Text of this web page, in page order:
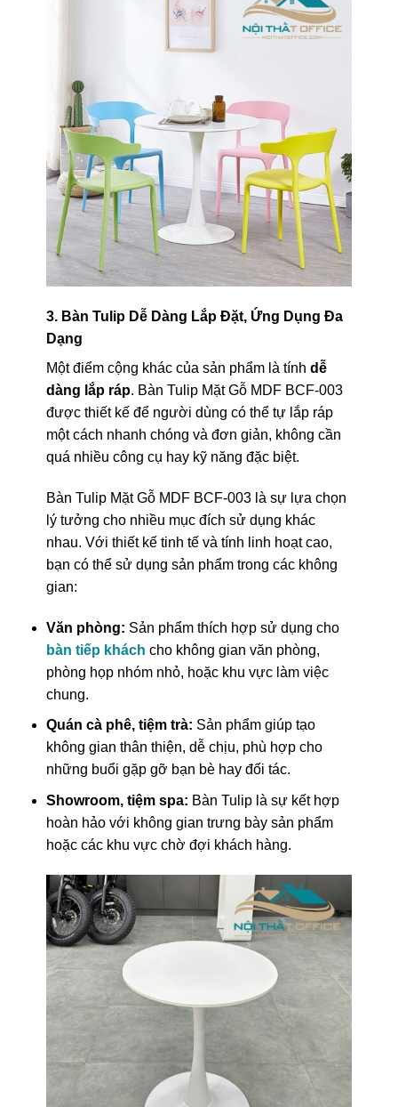
3. Bàn Tulip Dễ Dàng Lắp Đặt, Ứng Dụng Đa
Dạng
Một điểm cộng khác của sản phẩm là tính dễ
dàng lắp ráp. Bàn Tulip Mặt Gỗ MDF BCF-003
được thiết kế để người dùng có thể tự lắp ráp
một cách nhanh chóng và đơn giản, không cần
quá nhiều công cụ hay kỹ năng đặc biệt.
Bàn Tulip Mặt Gỗ MDF BCF-003 là sự lựa chọn
lý tưởng cho nhiều mục đích sử dụng khác
nhau. Với thiết kế tinh tế và tính linh hoạt cao,
bạn có thể sử dụng sản phẩm trong các không
gian:
Văn phòng: Sản phẩm thích hợp sử dụng cho
bàn tiếp khách cho không gian văn phòng,
phòng họp nhóm nhỏ, hoặc khu vực làm việc
chung.
Quán cà phê, tiệm trà: Sản phẩm giúp tạo
không gian thân thiện, dễ chịu, phù hợp cho
những buổi gặp gỡ bạn bè hay đối tác.
Showroom, tiệm spa: Bàn Tulip là sự kết hợp
hoàn hảo với không gian trưng bày sản phẩm
hoặc các khu vực chờ đợi khách hàng.